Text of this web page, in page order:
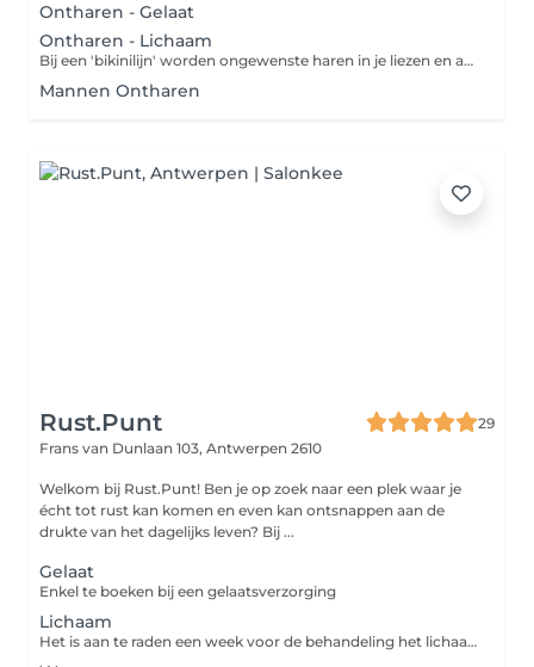
Ontharen - Gelaat
Ontharen - Lichaam
Bij een 'bikinilijn' worden ongewenste haren in je liezen en aan de boven- en zijkanten van het bikinigebied verwijderd. De ideale haarlengte ligt tussen de 0,5 en 1,5 cm. Bij een 'Full Brazilian wax' wordt niet alleen het schaamhaar van je bikinilijn en venusheuvel verwijderd, maar ook dat van je intieme delen (schaamlippen, bilnaad en rond de anus). Er wordt geen streepje of driehoekje overgelaten. De ideale haarlengte ligt tussen de 0,5 en 1,5 cm.
Mannen Ontharen
Rust.Punt
29
Frans van Dunlaan 103, Antwerpen 2610
Welkom bij Rust.Punt! Ben je op zoek naar een plek waar je
écht tot rust kan komen en even kan ontsnappen aan de
drukte van het dagelijks leven? Bij ...
Gelaat
Enkel te boeken bij een gelaatsverzorging
Lichaam
Het is aan te raden een week voor de behandeling het lichaam te scrubben.